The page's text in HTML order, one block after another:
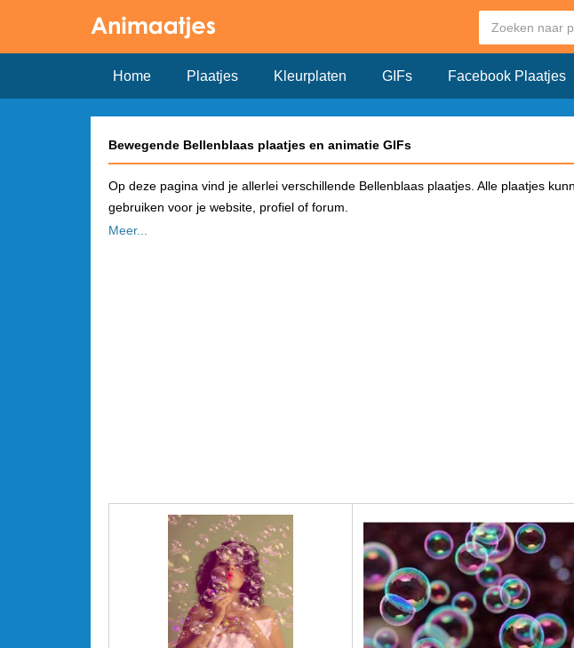
Home Plaatjes Kleurplaten GIFs Facebook Plaatjes
Bewegende Bellenblaas plaatjes en animatie GIFs
Op deze pagina vind je allerlei verschillende Bellenblaas plaatjes. Alle plaatjes
gebruiken voor je website, profiel of forum.
Meer...